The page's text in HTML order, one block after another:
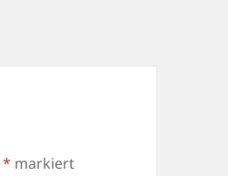
* markiert